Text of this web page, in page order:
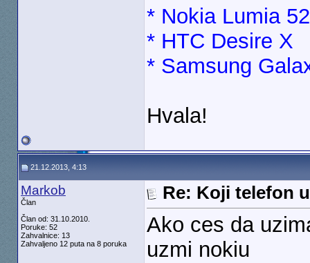
* Nokia Lumia
* HTC Desire X
* Samsung
Hvala!
21.12.2013, 4:13
Markob
Član
Član od: 31.10.2010.
Poruke: 52
Zahvalnice: 13
Zahvaljeno 12 puta na 8 poruka
Re: Koji telefon
Ako ces da
uzmi nokiu